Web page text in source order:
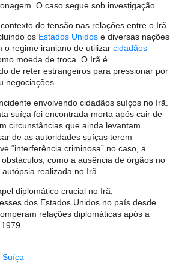
O caso segue sob investigação.
de tensão nas relações entre o Irã
os Estados Unidos e diversas nações
o regime iraniano de utilizar cidadãos
moeda de troca. O Irã é
de reter estrangeiros para pressionar por
negociações.
envolvendo cidadãos suíços no Irã.
suíça foi encontrada morta após cair de
circunstâncias que ainda levantam
de as autoridades suíças terem
“interferência criminosa” no caso, a
como a ausência de órgãos no
realizada no Irã.
diplomático crucial no Irã,
dos Estados Unidos no país desde
relações diplomáticas após a
Suíça